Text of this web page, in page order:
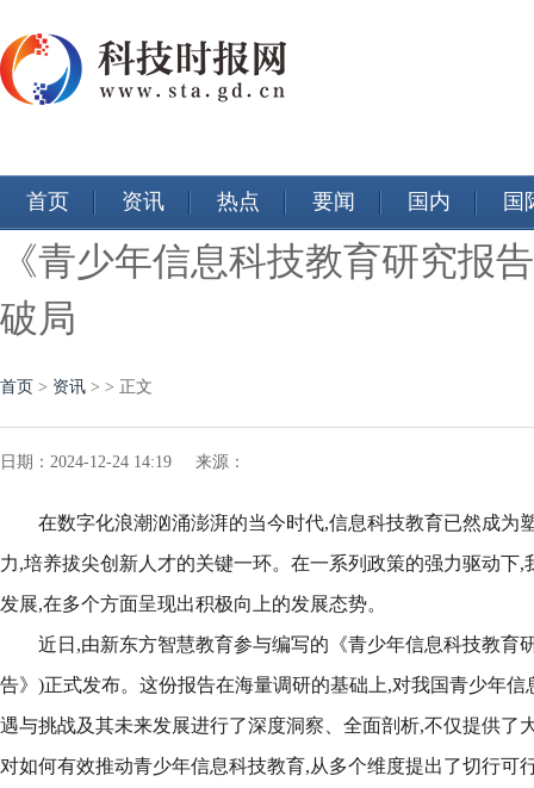
首页 资讯 热点 要闻 国内 国
《青少年信息科技教育研究报
破局
首页 > 资讯 > > 正文
日期：2024-12-24 14:19 来源：
在数字化浪潮汹涌澎湃的当今时代,信息科技教育已然成为
力,培养拔尖创新人才的关键一环。在一系列政策的强力驱动下
发展,在多个方面呈现出积极向上的发展态势。
近日,由新东方智慧教育参与编写的《青少年信息科技教育
告》)正式发布。这份报告在海量调研的基础上,对我国青少年
遇与挑战及其未来发展进行了深度洞察、全面剖析,不仅提供了
对如何有效推动青少年信息科技教育,从多个维度提出了切行可